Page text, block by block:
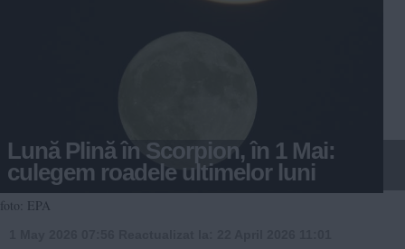
Lună Plină în Scorpion, în 1 Mai:
culegem roadele ultimelor luni
foto: EPA